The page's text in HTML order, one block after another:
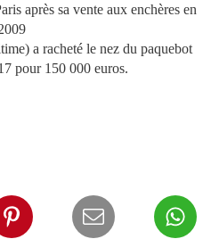
après sa vente aux enchères en
a racheté le nez du paquebot
pour 150 000 euros.